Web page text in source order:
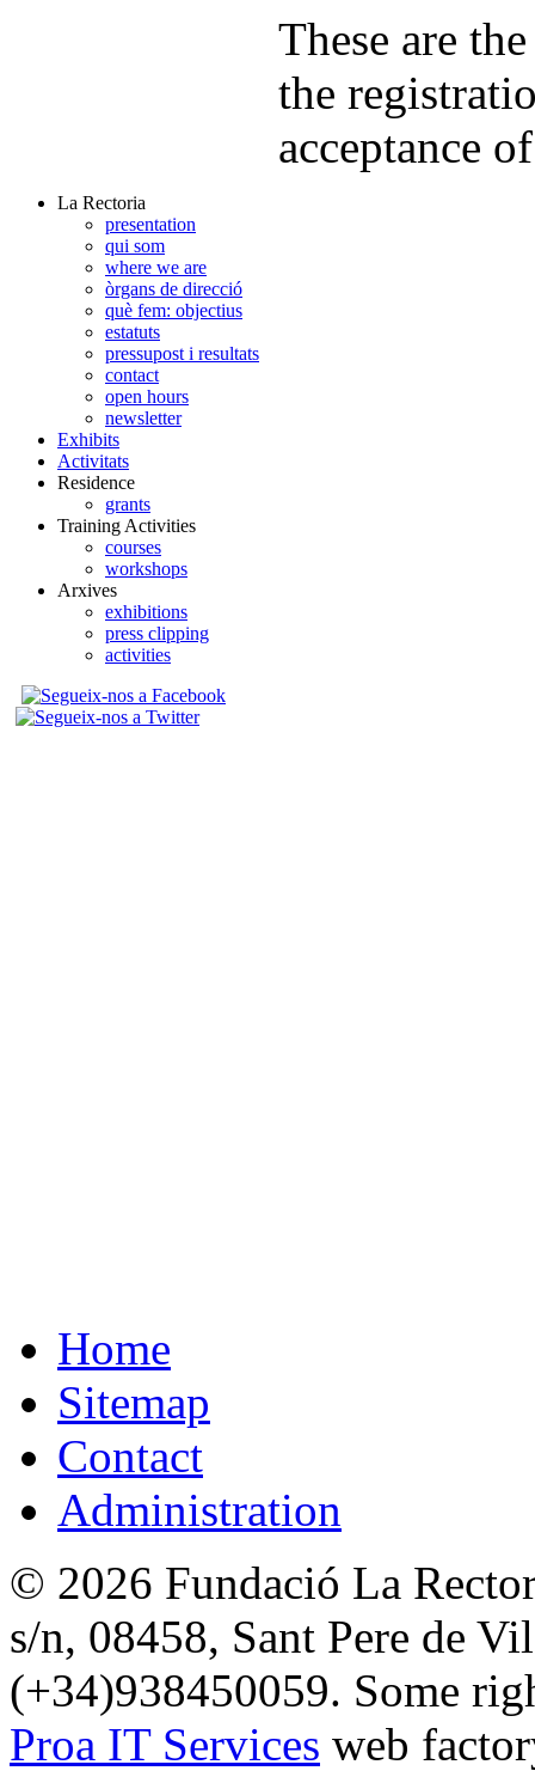
These are
the
acceptance
La Rectoria
presentation
qui som
where we are
òrgans de direcció
què fem: objectius
estatuts
pressupost i resultats
contact
open hours
newsletter
Exhibits
Activitats
Residence
grants
Training Activities
courses
workshops
Arxives
exhibitions
press clipping
activities
Home
Sitemap
Contact
Administration
© 2026 Fundació La
s/n, 08458, Sant Pere de
(+34)938450059. Some
Proa IT Services web